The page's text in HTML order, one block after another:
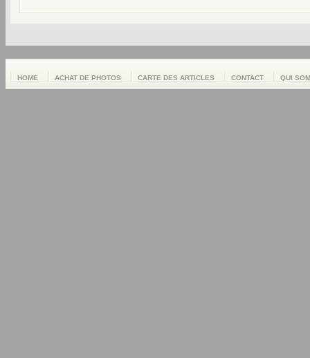
HOME ACHAT DE PHOTOS CARTE DES ARTICLES CONTACT QUI